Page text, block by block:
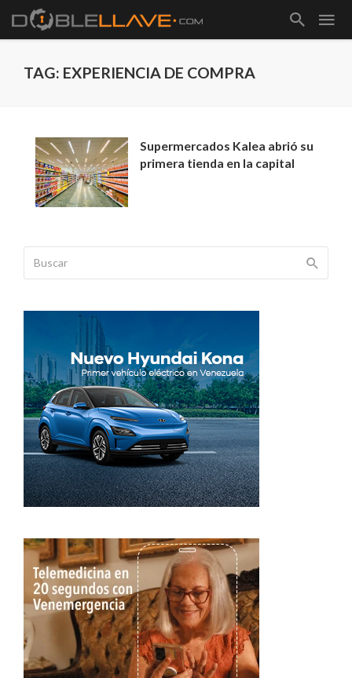
TAG: EXPERIENCIA DE COMPRA
Supermercados Kalea abrió su
primera tienda en la capital